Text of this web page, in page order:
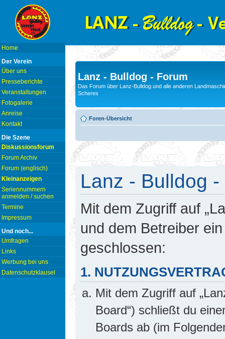
Home
Der Verein
Über uns
Presseberichte
Veranstaltungen
Fotogalerie
Anreise
Kontakt
Die Szene
Diskussionsforum
Forum Archiv
Forum (englisch)
Kleinanzeigen
Seriennummern
anmelden / suchen
Termine
Impressum
Und noch...
Umfragen
Links
Werbung bei uns
Datenschutzklausel
Lanz - Bulldog - Forum
Das Forum über Lanz-Bulldog und alle anderen
Scheres
Foren-Übersicht
Lanz - Bulldog
Mit dem Zugriff auf
und dem Betreiber
geschlossen:
1.
Mit dem Zugriff auf
Board“) schließt du
Boards ab (im